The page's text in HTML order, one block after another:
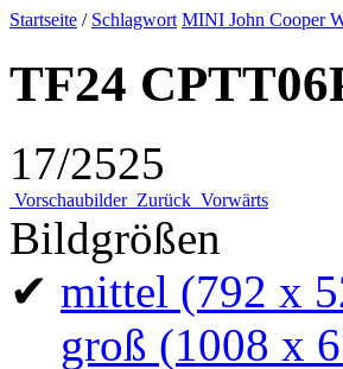
Startseite / Schlagwort MINI John Cooper
TF24
17/2525
Vorschaubilder Zurück Vorwärts
Bildgrößen
✔ mittel (792 x
groß (1008 x